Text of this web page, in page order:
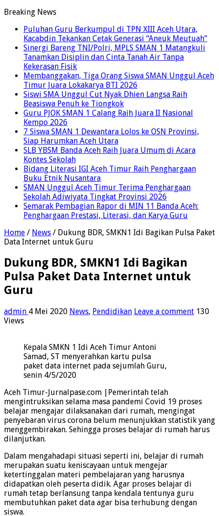
Breaking News
Puluhan Guru Berkumpul di TPN XIII Aceh Utara,
Kacabdin Tekankan Cetak Generasi “Aneuk Meutuah”
Sinergi Bareng TNI/Polri, MPLS SMAN 1 Matangkuli
Tanamkan Disiplin dan Cinta Tanah Air Tanpa
Kekerasan Fisik
Membanggakan, Tiga Orang Siswa SMAN Unggul Aceh
Timur Juara Lokakarya BTI 2026
Siswi SMA Unggul Cut Nyak Dhien Langsa Raih
Beasiswa Penuh ke Tiongkok
Guru PJOK SMAN 1 Calang Raih Juara II Nasional
Kempo 2026
7 Siswa SMAN 1 Dewantara Lolos ke OSN Provinsi,
Siap Harumkan Aceh Utara
SLB YBSM Banda Aceh Raih Juara Umum di Acara
Kontes Sekolah
Bidang Literasi IGI Aceh Timur Raih Penghargaan
Buku Etnik Nusantara
SMAN Unggul Aceh Timur Terima Penghargaan
Sekolah Adiwiyata Tingkat Provinsi 2026
Semarak Pembagian Rapor di MIN 11 Banda Aceh:
Penghargaan Prestasi, Literasi, dan Karya Guru
Home / News / Dukung BDR, SMKN1 Idi Bagikan Pulsa Paket
Data Internet untuk Guru
Dukung BDR, SMKN1 Idi Bagikan
Pulsa Paket Data Internet untuk
Guru
admin 4 Mei 2020 News, Pendidikan Leave a comment 130
Views
Kepala SMKN 1 Idi Aceh Timur Antoni
Samad, ST menyerahkan kartu pulsa
paket data internet pada sejumlah Guru,
senin 4/5/2020
Aceh Timur-Jurnalpase.com |Pemerintah telah
mengintruksikan selama masa pandemi Covid 19 proses
belajar mengajar dilaksanakan dari rumah, mengingat
penyebaran virus corona belum menunjukkan statistik yang
menggembirakan. Sehingga proses belajar di rumah harus
dilanjutkan.
Dalam mengahadapi situasi seperti ini, belajar di rumah
merupakan suatu keniscayaan untuk mengejar
ketertinggalan materi pembelajaran yang harusnya
didapatkan oleh peserta didik. Agar proses belajar di
rumah tetap berlansung tanpa kendala tentunya guru
membutuhkan paket data agar bisa terhubung dengan
siswa.